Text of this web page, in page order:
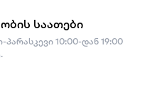
საათები
10:00-დან 19:00